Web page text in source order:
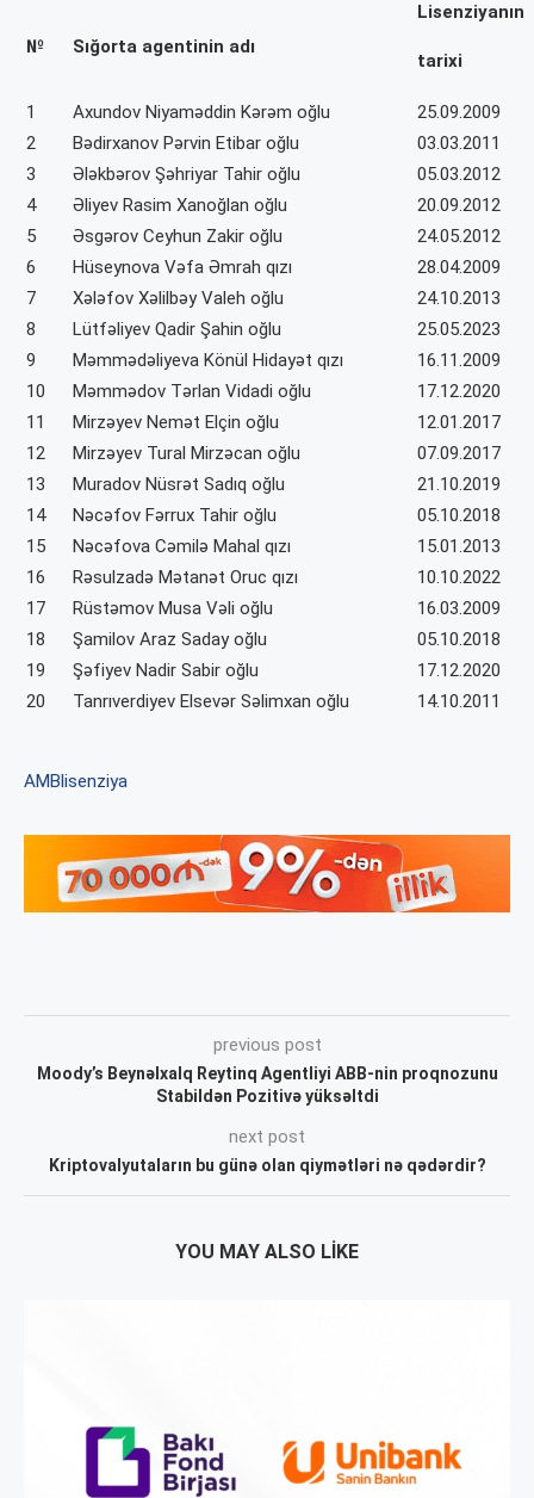
№ Sığorta agentinin adı
Lisenziyanın
tarixi
1 Axundov Niyaməddin Kərəm oğlu
25.09.2009
2
Bədirxanov Pərvin Etibar oğlu
03.03.2011
3
Ələkbərov Şəhriyar Tahir oğlu
05.03.2012
4
Əliyev Rasim Xanoğlan oğlu
20.09.2012
5
Əsgərov Ceyhun Zakir oğlu
24.05.2012
6
Hüseynova Vəfa Əmrah qızı
28.04.2009
7
Xələfov Xəlilbəy Valeh oğlu
24.10.2013
8
Lütfəliyev Qadir Şahin oğlu
25.05.2023
9
Məmmədəliyeva Könül Hidayət qızı
16.11.2009
10
Məmmədov Tərlan Vidadi oğlu
17.12.2020
11
Mirzəyev Nemət Elçin oğlu
12.01.2017
12
Mirzəyev Tural Mirzəcan oğlu
07.09.2017
13
Muradov Nüsrət Sadıq oğlu
21.10.2019
14
Nəcəfov Fərrux Tahir oğlu
05.10.2018
15
Nəcəfova Cəmilə Mahal qızı
15.01.2013
16
Rəsulzadə Mətanət Oruc qızı
10.10.2022
17
Rüstəmov Musa Vəli oğlu
16.03.2009
18
Şamilov Araz Saday oğlu
05.10.2018
19
Şəfiyev Nadir Sabir oğlu
17.12.2020
20
Tanrıverdiyev Elsevər Səlimxan oğlu 14.10.2011
AMB lisenziya
previous post
Moody’s Beynəlxalq Reytinq Agentliyi ABB-nin proqnozunu
Stabildən Pozitivə yüksəltdi
next post
Kriptovalyutaların bu günə olan qiymətləri nə qədərdir?
YOU MAY ALSO LIKE